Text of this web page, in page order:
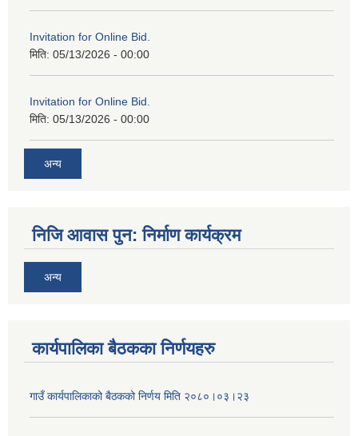
Invitation for Online Bid.
मिति: 05/13/2026 - 00:00
Invitation for Online Bid.
मिति: 05/13/2026 - 00:00
अन्य
निजि आवास पुन: निर्माण कार्यक्रम
अन्य
कार्यपालिका बैठकका निर्णयहरु
गाउँ कार्यपालिकाको बैठकको निर्णय मिति २०८०।०३।२३